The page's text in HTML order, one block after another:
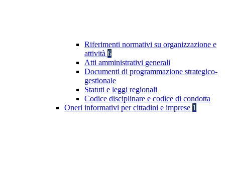
Riferimenti normativi su organizzazione e
attività 6
Atti amministrativi generali
Documenti di programmazione strategico-
gestionale
Statuti e leggi regionali
Codice disciplinare e codice di condotta
Oneri informativi per cittadini e imprese 1